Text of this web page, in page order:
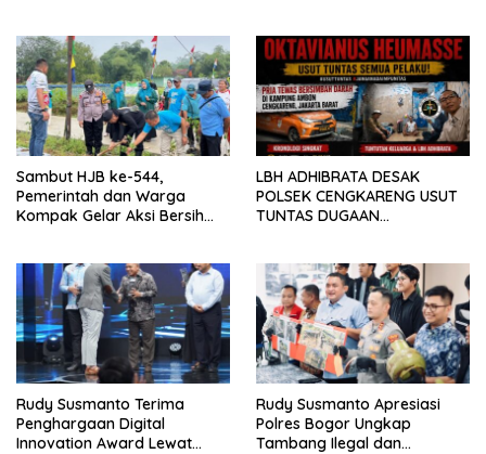
LEBONG
Sambut HJB ke-544,
Pemerintah dan Warga
Kompak Gelar Aksi Bersih
LBH ADHIBRATA DESAK
POLSEK CENGKARENG USUT
TUNTAS DUGAAN
Rudy Susmanto Terima
Penghargaan Digital
Innovation Award Lewat
Rudy Susmanto Apresiasi
Polres Bogor Ungkap
Tambang Ilegal dan